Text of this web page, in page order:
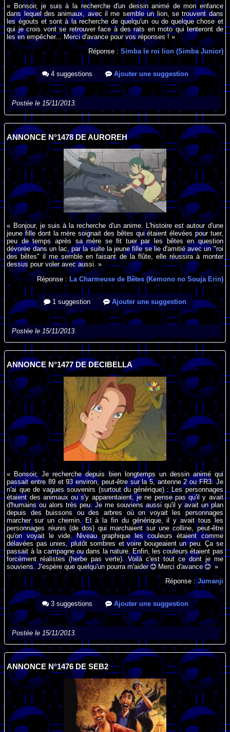
« Bonsoir, je suis à la recherche d'un dessin animé de mon enfance
dans lequel des animaux, avec il me semble un lion, se trouvent dans
les égouts et sont à la recherche de quelqu'un ou de quelque chose et
qui je crois vont se retrouver face à des rats en moto qui tenteront de
les en empêcher... Merci d'avance pour vos réponses ! »
Réponse : Simba le roi lion (Simba Junior)
4 suggestions Ajouter une suggestion
Postée le 15/11/2013.
ANNONCE N°1478 DE AUROREH
« Bonjour, je suis à la recherche d'un anime. L'histoire est autour d'une
jeune fille dont la mère soignait des bêtes qui étaient élevées pour tuer,
peu de temps après sa mère se fit tuer par les bêtes en question
dévorée dans un lac, par la suite la jeune fille se lie d'amitié avec un "roi
des bêtes" il me semble en faisant de la flûte, elle réussira à monter
dessus pour voler avec aussi. »
Réponse : La Charmeuse de Bêtes (Kemono no Souja Erin)
1 suggestion Ajouter une suggestion
Postée le 15/11/2013.
ANNONCE N°1477 DE DECIBELLA
« Bonsoir, Je recherche depuis bien longtemps un dessin animé qui
passait entre 89 et 93 environ, peut-être sur la 5, antenne 2 ou FR3. Je
n'ai que de vagues souvenirs (surtout du générique) : Les personnages
étaient des animaux ou s'y apparentaient, je ne pense pas qu'il y avait
d'humains ou alors très peu. Je me souviens aussi qu'il y avait un plan
depuis des buissons ou des arbres où on voyait les personnages
marcher sur un chemin. Et à la fin du générique, il y avait tous les
personnages réunis (de dos) qui marchaient sur une colline, peut-être
qu'on voyait le vide. Niveau graphique les couleurs étaient comme
délavées pas unies, plutôt sombres et voire bougeaient un peu. Ça se
passait à la campagne ou dans la nature. Enfin, les couleurs étaient pas
forcément réalistes (herbe pas verte). Voilà c'est tout ce dont je me
souviens. J'espère que quelqu'un pourra m'aider
Merci d'avance
»
Réponse :Jumanji
3 suggestions Ajouter une suggestion
Postée le 15/11/2013.
ANNONCE N°1476 DE SEB2